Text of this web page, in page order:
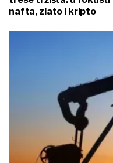
nafta, zlato i kripto